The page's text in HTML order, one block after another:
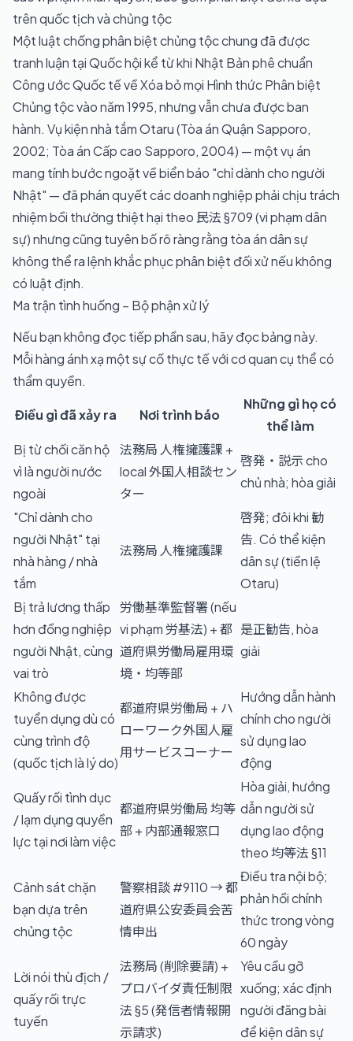
trên quốc tịch và chủng tộc
Một luật chống phân biệt chủng tộc chung đã được
tranh luận tại Quốc hội kể từ khi Nhật Bản phê chuẩn
Công ước Quốc tế về Xóa bỏ mọi Hình thức Phân biệt
Chủng tộc vào năm 1995, nhưng vẫn chưa được ban
hành. Vụ kiện nhà tắm Otaru (Tòa án Quận Sapporo,
2002; Tòa án Cấp cao Sapporo, 2004) — một vụ án
mang tính bước ngoặt về biển báo "chỉ dành cho người
Nhật" — đã phán quyết các doanh nghiệp phải chịu trách
nhiệm bồi thường thiệt hại theo 民法 §709 (vi phạm dân
sự) nhưng cũng tuyên bố rõ ràng rằng tòa án dân sự
không thể ra lệnh khắc phục phân biệt đối xử nếu không
có luật định.
Ma trận tình huống – Bộ phận xử lý
Nếu bạn không đọc tiếp phần sau, hãy đọc bảng này.
Mỗi hàng ánh xạ một sự cố thực tế với cơ quan cụ thể có
thẩm quyền.
Điều gì đã xảy ra Nơi trình báo
Những gì họ có
thể làm
Bị từ chối căn hộ
vì là người nước
ngoài
法務局 人権擁護課 +
local 外国人相談セン
ター
啓発・説示 cho
chủ nhà; hòa giải
"Chỉ dành cho
người Nhật" tại
nhà hàng / nhà
tắm
法務局 人権擁護課
啓発; đôi khi 勧
告. Có thể kiện
dân sự (tiền lệ
Otaru)
Bị trả lương thấp
hơn đồng nghiệp
người Nhật, cùng
vai trò
労働基準監督署 (nếu
vi phạm 労基法) + 都
道府県労働局雇用環
境・均等部
是正勧告, hòa
giải
Không được
tuyển dụng dù có
cùng trình độ
(quốc tịch là lý do)
都道府県労働局 + ハ
ローワーク外国人雇
用サービスコーナー
Hướng dẫn hành
chính cho người
sử dụng lao
động
Quấy rối tình dục
/ lạm dụng quyền
lực tại nơi làm việc
都道府県労働局 均等
部 + 内部通報窓口
Hòa giải, hướng
dẫn người sử
dụng lao động
theo 均等法 §11
Cảnh sát chặn
bạn dựa trên
chủng tộc
警察相談 #9110 → 都
道府県公安委員会苦
情申出
Điều tra nội bộ;
phản hồi chính
thức trong vòng
60 ngày
Lời nói thù địch /
quấy rối trực
tuyến
法務局 (削除要請) +
プロバイダ責任制限
法 §5 (発信者情報開
示請求)
Yêu cầu gỡ
xuống; xác định
người đăng bài
để kiện dân sự